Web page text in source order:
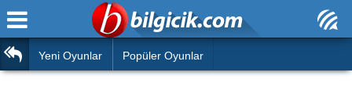
Araba
Ana Sayfa
Yeni Oyunlar Popüler Oyunlar